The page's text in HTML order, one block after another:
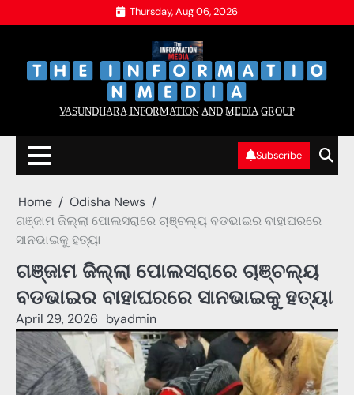
to
Thursday, Aug 06, 2026
V̲A̲S̲U̲N̲D̲H̲A̲R̲A̲ I̲N̲F̲O̲R̲M̲A̲T̲I̲O̲N̲ A̲N̲D̲ M̲E̲D̲I̲A̲ G̲R̲O̲U̲P̲
Subscribe
Home
Odisha News
ଗଞ୍ଜାମ ଜିଲ୍ଲା ପୋଲସରାରେ ଚାଞ୍ଚଲ୍ୟ ବଡଭାଇର ବାହାଘରରେ
ସାନଭାଇକୁ ହତ୍ୟା
ଗଞ୍ଜାମ ଜିଲ୍ଲା ପୋଲସରାରେ ଚାଞ୍ଚଲ୍ୟ
ବଡଭାଇର ବାହାଘରରେ ସାନଭାଇକୁ ହତ୍ୟା
April 29, 2026 byadmin